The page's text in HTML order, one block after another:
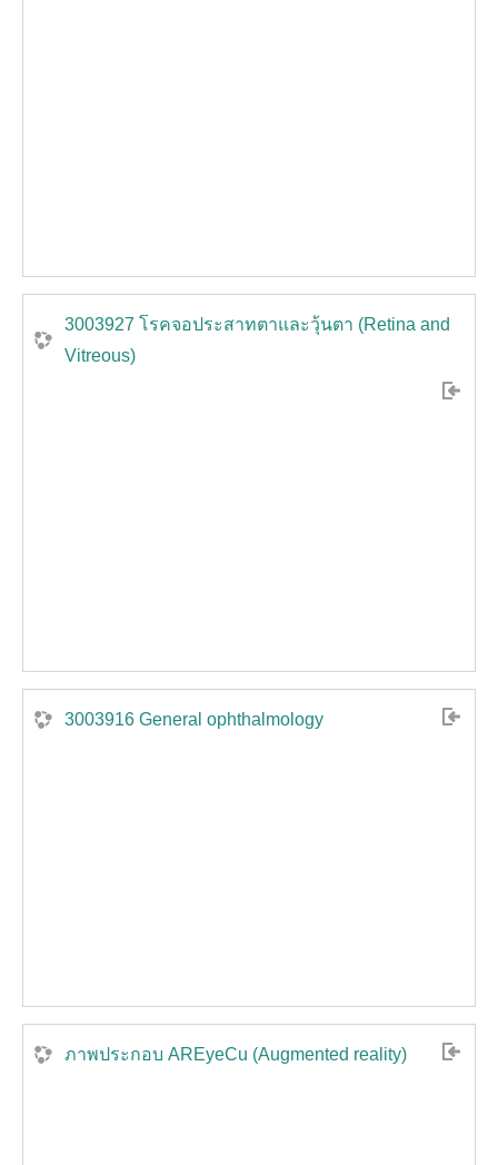
3003927 โรคจอประสาทตาและวุ้นตา (Retina and
Vitreous)
3003916 General ophthalmology
ภาพประกอบ AREyeCu (Augmented​ reality)